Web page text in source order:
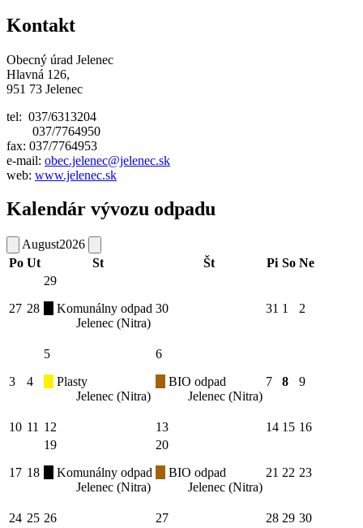
Kontakt
Obecný úrad Jelenec
Hlavná 126,
951 73 Jelenec
tel: 037/6313204
037/7764950
fax: 037/7764953
e-mail: obec.jelenec@jelenec.sk
web: www.jelenec.sk
Kalendár vývozu odpadu
August2026
Po Ut St Št Pi So Ne
27 28
29
Komunálny odpad
Jelenec (Nitra)
30 31 1 2
3 4
5
Plasty
Jelenec (Nitra)
6
BIO odpad
Jelenec (Nitra)
7 8 9
10 11 12 13 14 15 16
17 18
19
Komunálny odpad
Jelenec (Nitra)
20
BIO odpad
Jelenec (Nitra)
21 22 23
24 25 26 27 28 29 30